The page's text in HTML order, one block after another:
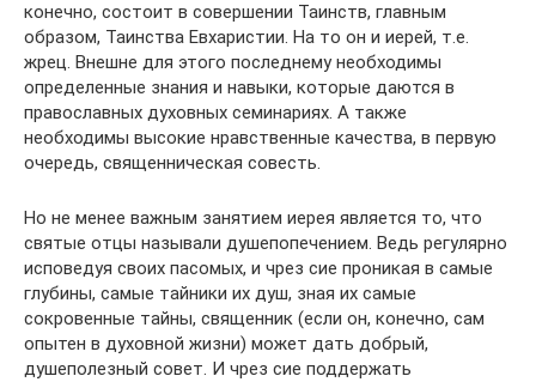
конечно, состоит в совершении Таинств, главным
образом, Таинства Евхаристии. На то он и иерей, т.е.
жрец. Внешне для этого последнему необходимы
определенные знания и навыки, которые даются в
православных духовных семинариях. А также
необходимы высокие нравственные качества, в первую
очередь, священническая совесть.
Но не менее важным занятием иерея является то, что
святые отцы называли душепопечением. Ведь регулярно
исповедуя своих пасомых, и чрез сие проникая в самые
глубины, самые тайники их душ, зная их самые
сокровенные тайны, священник (если он, конечно, сам
опытен в духовной жизни) может дать добрый,
душеполезный совет. И чрез сие поддержать